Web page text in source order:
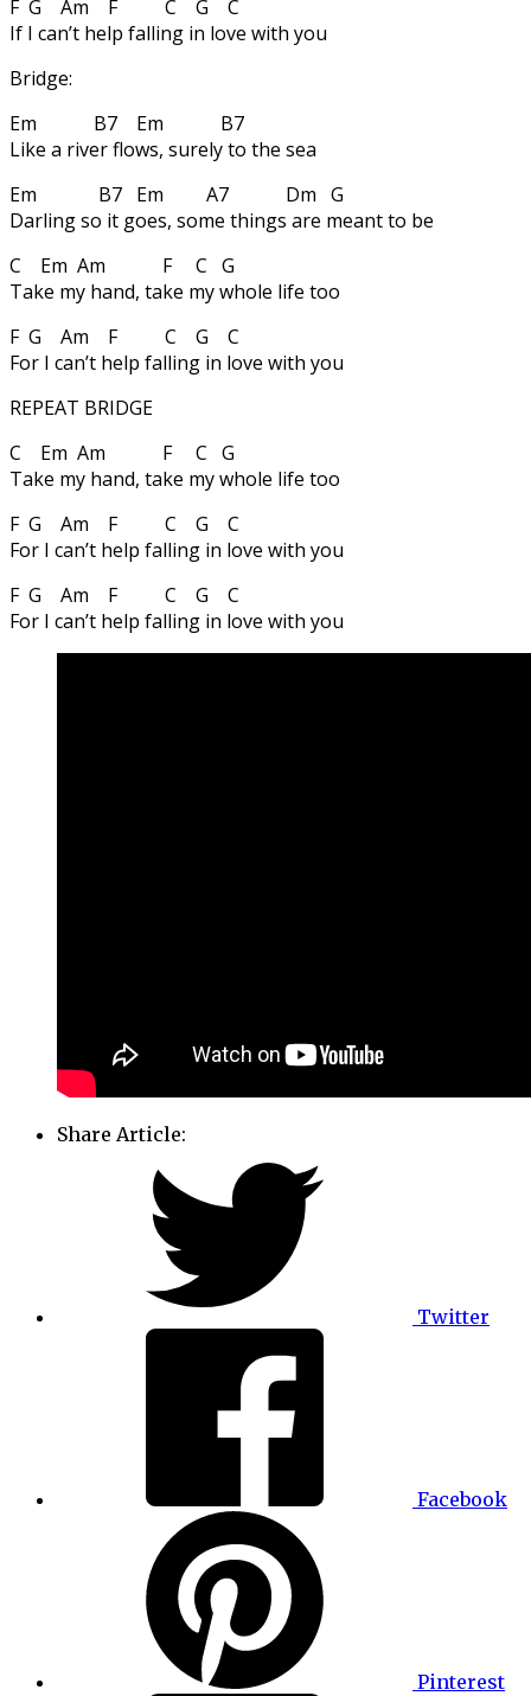
F G Am F C G C
If I can’t help falling in love with you
Bridge:
Em B7 Em B7
Like a river flows, surely to the sea
Em B7 Em A7 Dm G
Darling so it goes, some things are meant to be
C Em Am F C G
Take my hand, take my whole life too
F G Am F C G C
For I can’t help falling in love with you
REPEAT BRIDGE
C Em Am F C G
Take my hand, take my whole life too
F G Am F C G C
For I can’t help falling in love with you
F G Am F C G C
For I can’t help falling in love with you
Share Article:
Twitter
Facebook
Pinterest